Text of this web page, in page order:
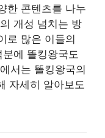
한 콘텐츠를 나누
개성 넘치는 방
로 많은 이들의
에 똘킹왕국도
서는 똘킹왕국의
자세히 알아보도